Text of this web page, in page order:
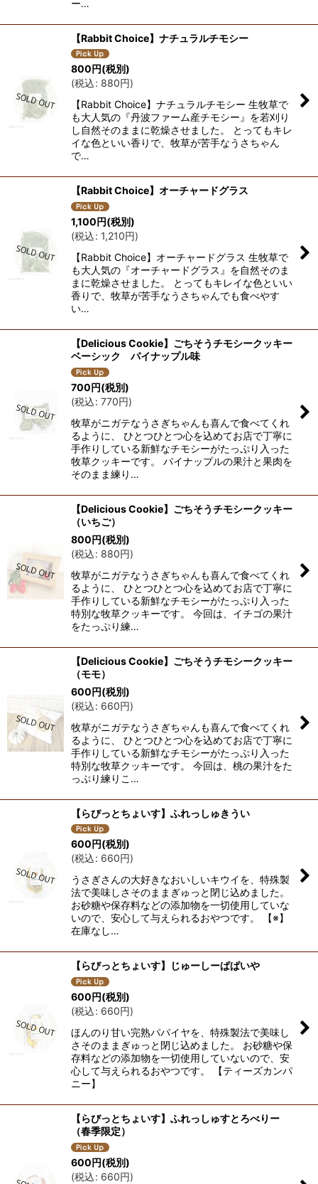
ー…
【Rabbit Choice】ナチュラルチモシー
800 円(税別)
(税込: 880円)
【Rabbit Choice】ナチュラルチモシー 生牧草で
も大人気の『丹波ファーム産チモシー』を若刈り
し自然そのままに乾燥させました。 とってもキレ
イな色といい香りで、牧草が苦手なうさちゃん
で…
【Rabbit Choice】オーチャードグラス
1,100円(税別)
(税込: 1,210円)
【Rabbit Choice】オーチャードグラス 生牧草で
も大人気の『オーチャードグラス』を自然そのま
まに乾燥させました。 とってもキレイな色といい
香りで、牧草が苦手なうさちゃんでも食べやす
い…
【Delicious Cookie】ごちそうチモシークッキー
ベーシック パイナップル味
700円(税別)
(税込: 770円)
牧草がニガテなうさぎちゃんも喜んで食べてくれ
るように、 ひとつひとつ心を込めてお店で丁寧に
手作りしている新鮮なチモシーがたっぷり入った
牧草クッキーです。 パイナップルの果汁と果肉を
そのまま練り…
【Delicious Cookie】ごちそうチモシークッキー
（いちご）
800円(税別)
(税込: 880円)
牧草がニガテなうさぎちゃんも喜んで食べてくれ
るように、 ひとつひとつ心を込めてお店で丁寧に
手作りしている新鮮なチモシーがたっぷり入った
特別な牧草クッキーです。 今回は、イチゴの果汁
をたっぷり練…
【Delicious Cookie】ごちそうチモシークッキー
（モモ）
600円(税別)
(税込: 660円)
牧草がニガテなうさぎちゃんも喜んで食べてくれ
るように、 ひとつひとつ心を込めてお店で丁寧に
手作りしている新鮮なチモシーがたっぷり入った
特別な牧草クッキーです。 今回は、桃の果汁をた
っぷり練りこ…
【らびっとちょいす】ふれっしゅきうい
600 円(税別)
(税込: 660円)
うさぎさんの大好きなおいしいキウイを、特殊製
法で美味しさそのままぎゅっと閉じ込めました。
お砂糖や保存料などの添加物を一切使用していな
いので、安心して与えられるおやつです。 【※】
在庫なし…
【らびっとちょいす】じゅーしーぱぱいや
600円(税別)
(税込: 660円)
ほんのり甘い完熟パパイヤを、特殊製法で美味し
さそのままぎゅっと閉じ込めました。 お砂糖や保
存料などの添加物を一切使用していないので、安
心して与えられるおやつです。 【ティーズカンパ
ニー】
【らびっとちょいす】ふれっしゅすとろべりー
（春季限定）
600円(税別)
(税込: 660円)